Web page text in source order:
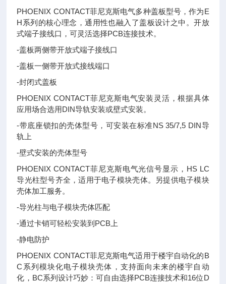
PHOENIX CONTACT菲尼克斯电气多种盖板型号，作为E
H系列的核心理念，通用性也融入了盖板设计之中。开放
式端子接线口，可灵活选择PCB连接技术。
-盖板两侧带开放式端子接线口
-盖板一侧带开放式接线端口
-封闭式盖板
PHOENIX CONTACT菲尼克斯电气安装灵活，根据具体
应用场合选用DIN导轨安装或壁式安装。
-带底座锁扣的壳体型号，可安装在标准NS 35/7,5 DIN导
轨上
-壁式安装的壳体型号
PHOENIX CONTACT菲尼克斯电气光信号显示，HS LC
导光柱型号齐全，适用于电子模块壳体。另提供电子模块
壳体加工服务。
-导光柱与电子模块壳体匹配
-通过卡销可轻松安装到PCB上
-静电防护
PHOENIX CONTACT菲尼克斯电气适用于楼宇自动化的B
C系列模块化电子模块壳体，支持面向未来的楼宇自动
化，BC系列设计巧妙：可自由选择PCB连接技术和16位D